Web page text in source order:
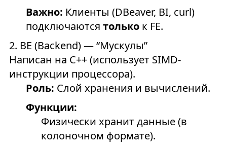
Важно: Клиенты (DBeaver, BI, сurl)
подключаются толькок FE.
2. BE (Backend) — “Мускулы”
Написан на C++ (использует SIMD-
инструкции процессора).
Роль: Слой хранения и вычислений.
Функции:
Физически хранит данные (в
колоночном формате).